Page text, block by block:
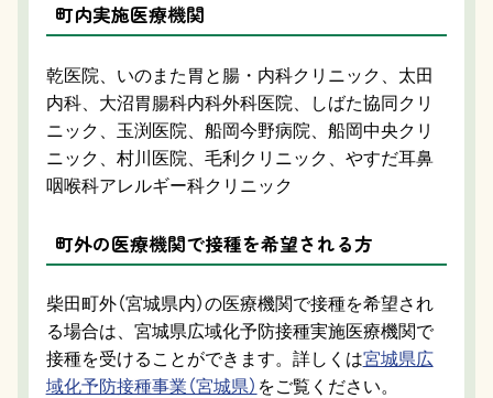
町内実施医療機関
乾医院、いのまた胃と腸・内科クリニック、太田
内科、大沼胃腸科内科外科医院、しばた協同クリ
ニック、玉渕医院、船岡今野病院、船岡中央クリ
ニック、村川医院、毛利クリニック、やすだ耳鼻
咽喉科アレルギー科クリニック
町外の医療機関で接種を希望される方
柴田町外（宮城県内）の医療機関で接種を希望され
る場合は、宮城県広域化予防接種実施医療機関で
接種を受けることができます。詳しくは宮城県広
域化予防接種事業（宮城県） をご覧ください。